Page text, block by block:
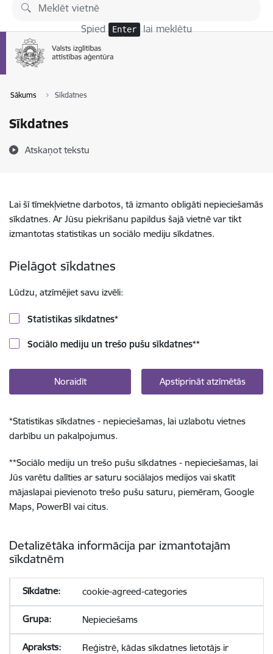
Pāriet uz lapas saturu
Spied Enter lai meklētu
Sākums Sīkdatnes
Sīkdatnes
Atskaņot tekstu
Lai šī tīmekļvietne darbotos, tā izmanto obligāti nepieciešamās
sīkdatnes. Ar Jūsu piekrišanu papildus šajā vietnē var tikt
izmantotas statistikas un sociālo mediju sīkdatnes.
Pielāgot sīkdatnes
Lūdzu, atzīmējiet savu izvēli:
Statistikas sīkdatnes*
Sociālo mediju un trešo pušu sīkdatnes**
Noraidīt Apstiprināt atzīmētās
*Statistikas sīkdatnes - nepieciešamas, lai uzlabotu vietnes
darbību un pakalpojumus.
**Sociālo mediju un trešo pušu sīkdatnes - nepieciešamas, lai
Jūs varētu dalīties ar saturu sociālajos medijos vai skatīt
mājaslapai pievienoto trešo pušu saturu, piemēram, Google
Maps, PowerBI vai citus.
Detalizētāka informācija par izmantotajām
sīkdatnēm
cookie-agreed-categories
Nepieciešams
Reģistrē, kādas sīkdatnes lietotājs ir